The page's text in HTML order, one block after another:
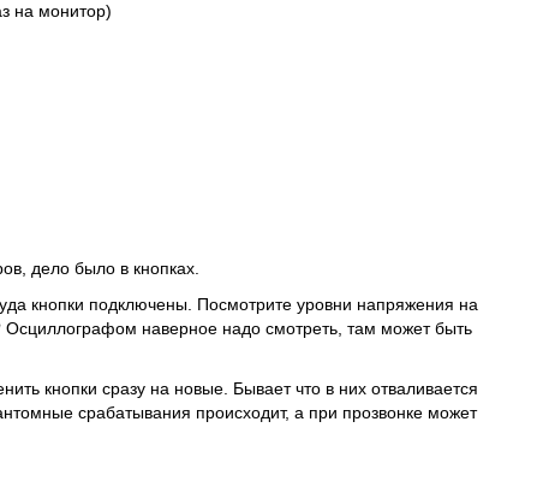
на монитор)
дело было в кнопках.
кнопки подключены. Посмотрите уровни напряжения на
наверное надо смотреть, там может быть
кнопки сразу на новые. Бывает что в них отваливается
срабатывания происходит, а при прозвонке может